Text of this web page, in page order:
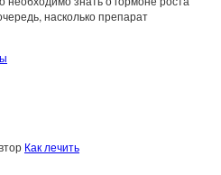
насколько препарат
Как лечить